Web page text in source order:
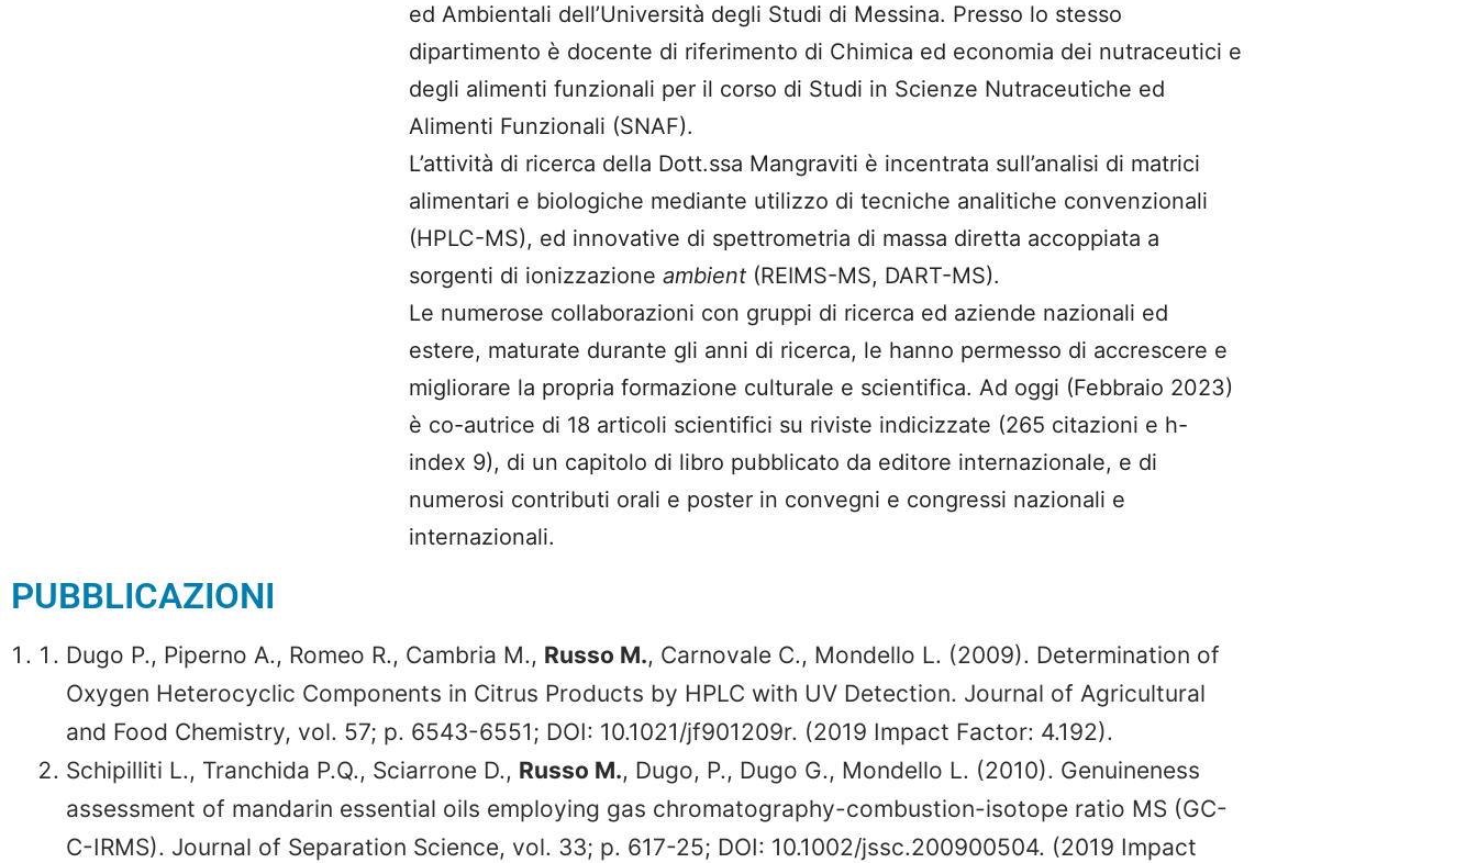
ed Ambientali dell’Università degli Studi di Messina. Presso lo stesso
dipartimento è docente di riferimento di Chimica ed economia dei nutraceutici e
degli alimenti funzionali per il corso di Studi in Scienze Nutraceutiche ed
Alimenti Funzionali (SNAF).
L’attività di ricerca della Dott.ssa Mangraviti è incentrata sull’analisi di matrici
alimentari e biologiche mediante utilizzo di tecniche analitiche convenzionali
(HPLC-MS), ed innovative di spettrometria di massa diretta accoppiata a
sorgenti di ionizzazione ambient(REIMS-MS, DART-MS).
Le numerose collaborazioni con gruppi di ricerca ed aziende nazionali ed
estere, maturate durante gli anni di ricerca, le hanno permesso di accrescere e
migliorare la propria formazione culturale e scientifica. Ad oggi (Febbraio 2023)
è co-autrice di 18 articoli scientifici su riviste indicizzate (265 citazioni e h-
index 9), di un capitolo di libro pubblicato da editore internazionale, e di
numerosi contributi orali e poster in convegni e congressi nazionali e
internazionali.
PUBBLICAZIONI
Dugo P., Piperno A., Romeo R., Cambria M., Russo M., Carnovale C., Mondello L. (2009). Determination of
Oxygen Heterocyclic Components in Citrus Products by HPLC with UV Detection. Journal of Agricultural
and Food Chemistry, vol. 57; p. 6543-6551; DOI: 10.1021/jf901209r. (2019 Impact Factor: 4.192).
Schipilliti L., Tranchida P.Q., Sciarrone D., Russo M., Dugo, P., Dugo G., Mondello L. (2010). Genuineness
assessment of mandarin essential oils employing gas chromatography-combustion-isotope ratio MS (GC-
C-IRMS). Journal of Separation Science, vol. 33; p. 617-25; DOI: 10.1002/jssc.200900504. (2019 Impact